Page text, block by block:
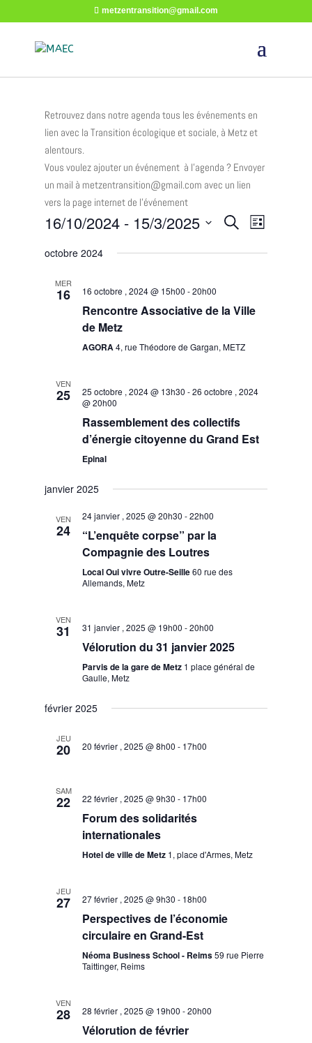
metzentransition@gmail.com
Retrouvez dans notre agenda tous les événements en
lien avec la Transition écologique et sociale, à Metz et
alentours.
Vous voulez ajouter un événement à l’agenda ? Envoyer
un mail à metzentransition@gmail.com avec un lien
vers la page internet de l’événement
Recherche
vues
Recherche
Liste
16/10/2024 - 15/3/2025
une
octobre 2024
MER
16 16 octobre , 2024 @ 15h00 -20h00
Rencontre Associative de la Ville
de Metz
AGORA4, rue Théodore de Gargan, METZ
VEN
25 25 octobre , 2024 @ 13h30 -26 octobre , 2024
@ 20h00
Rassemblement des collectifs
d’énergie citoyenne du Grand Est
Epinal
janvier 2025
VEN
24
24 janvier , 2025 @ 20h30 -22h00
“L’enquête corpse” par la
Compagnie des Loutres
Local Oui vivre Outre-Seille60 rue des
Allemands, Metz
VEN
31 31 janvier , 2025 @ 19h00 -20h00
Vélorution du 31 janvier 2025
Parvis de la gare de Metz 1 place général de
Gaulle, Metz
février 2025
JEU
20 20 février , 2025 @ 8h00 - 17h00
SAM
22 22 février , 2025 @ 9h30 - 17h00
Forum des solidarités
internationales
Hotel de ville de Metz 1, place d'Armes, Metz
JEU
27 27 février , 2025 @ 9h30 - 18h00
Perspectives de l’économie
circulaire en Grand-Est
Néoma Business School - Reims59 rue Pierre
Taittinger, Reims
VEN
28 28 février , 2025 @ 19h00 -20h00
Vélorution de février